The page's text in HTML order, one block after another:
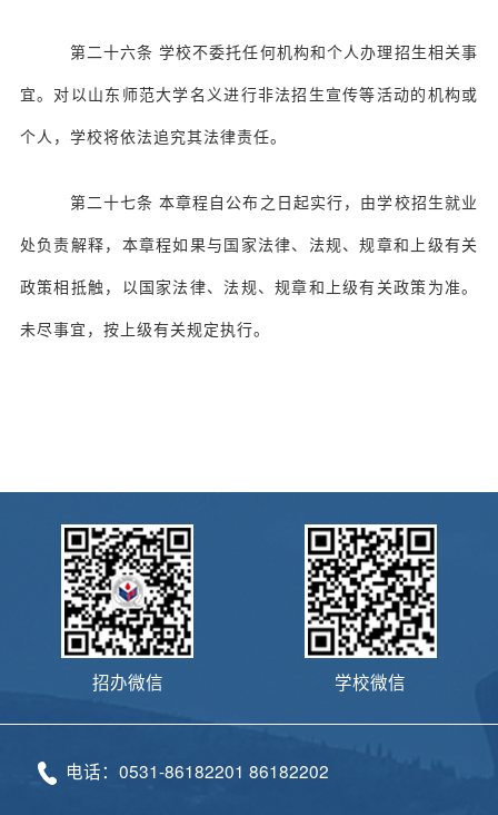
第二十六条 学校不委托任何机构和个人办理招生相关事
宜。对以山东师范大学名义进行非法招生宣传等活动的机构或
个人，学校将依法追究其法律责任。
第二十七条 本章程自公布之日起实行，由学校招生就业
处负责解释，本章程如果与国家法律、法规、规章和上级有关
政策相抵触，以国家法律、法规、规章和上级有关政策为准。
未尽事宜，按上级有关规定执行。
招办微信 学校微信
电话：0531-86182201 86182202